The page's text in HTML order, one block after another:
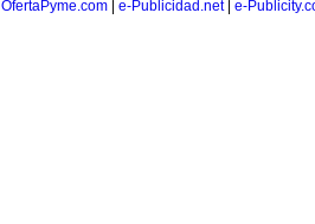
OfertaPyme.com| e-Publicidad.net| e-